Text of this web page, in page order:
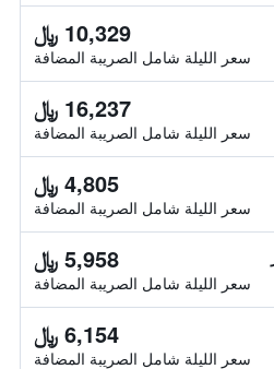
10,329 ﷼
سعر الليلة شامل الصريبة المضافة
16,237 ﷼
سعر الليلة شامل الصريبة المضافة
4,805 ﷼
سعر الليلة شامل الصريبة المضافة
5,958 ﷼
سعر الليلة شامل الصريبة المضافة
6,154 ﷼
سعر الليلة شامل الصريبة المضافة